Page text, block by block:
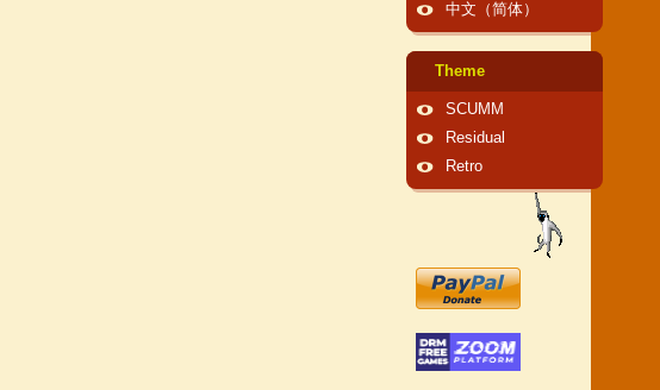
中文（简体）
Theme
SCUMM
Residual
Retro